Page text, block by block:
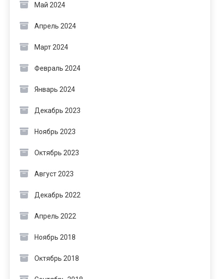
Май 2024
Апрель 2024
Март 2024
Февраль 2024
Январь 2024
Декабрь 2023
Ноябрь 2023
Октябрь 2023
Август 2023
Декабрь 2022
Апрель 2022
Ноябрь 2018
Октябрь 2018